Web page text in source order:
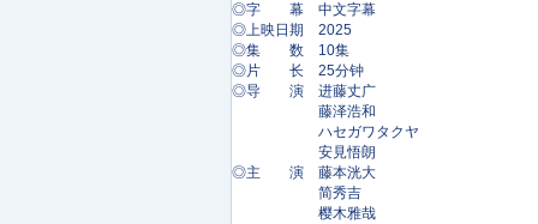
◎字 幕 中文字幕
◎上映日期 2025
◎集 数 10集
◎片 长 25分钟
◎导 演 进藤丈广
藤泽浩和
ハセガワタクヤ
安見悟朗
◎主 演 藤本洸大
简秀吉
樱木雅哉